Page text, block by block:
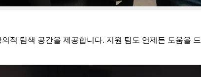
적 탐색 공간을 제공합니다. 지원 팀도 언제든 도움을